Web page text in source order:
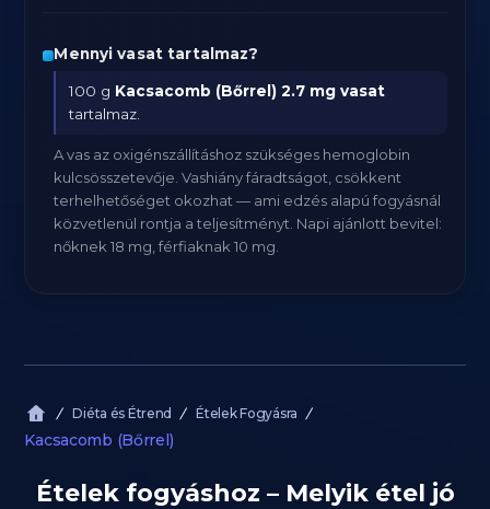
Mennyi vasat tartalmaz?
100 g Kacsacomb (Bőrrel) 2.7 mg vasat
tartalmaz.
A vas az oxigénszállításhoz szükséges hemoglobin
kulcsösszetevője. Vashiány fáradtságot, csökkent
terhelhetőséget okozhat — ami edzés alapú fogyásnál
közvetlenül rontja a teljesítményt. Napi ajánlott bevitel:
nőknek 18 mg, férfiaknak 10 mg.
Diéta és Étrend Ételek Fogyásra
Kacsacomb (Bőrrel)
Ételek fogyáshoz – Melyik étel jó